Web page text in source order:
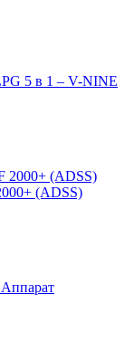
5 в 1 – V-NINE
(ADSS)
Аппарат